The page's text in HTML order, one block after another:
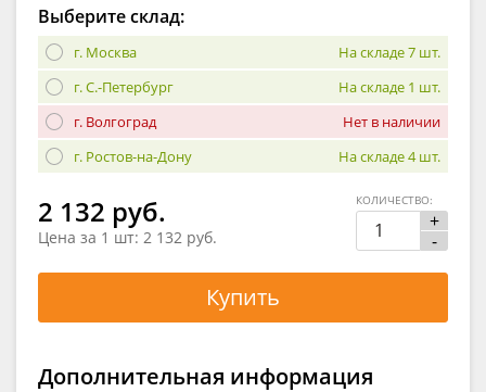
Выберите склад:
г. Москва
На складе 7 шт.
г. С.-Петербург
На складе 1 шт.
г. Волгоград
Нет в наличии
г. Ростов-на-Дону
На складе 4 шт.
2 132 руб.
Цена за 1 шт: 2 132 руб.
+
-
КОЛИЧЕСТВО:
Купить
Дополнительная информация